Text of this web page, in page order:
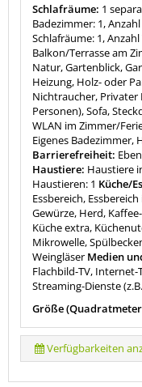
Schlafräume: 1
Badezimmer: 1,
Schlafräume: 1,
Balkon/Terrasse am
Natur, Gartenblick,
Heizung, Holz- oder
Nichtraucher, Privater
Personen), Sofa,
WLAN im Zimmer/
Eigenes Badezimmer,
Barrierefreiheit:
Haustiere: Haustiere
Haustieren: 1 Küche/
Essbereich,
Gewürze, Herd,
Küche extra,
Mikrowelle,
Weingläser Medien
Flachbild-TV, Internet-
Streaming-Dienste
Größe
Verfügbarkeiten